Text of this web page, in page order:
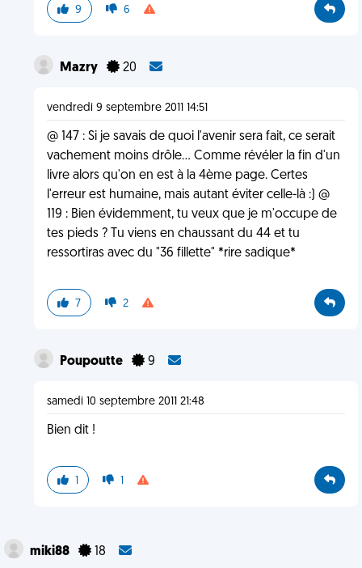
9 6
Mazry 20
vendredi 9 septembre 2011 14:51
@ 147 : Si je savais de quoi l'avenir sera fait, ce serait
vachement moins drôle... Comme révéler la fin d'un
livre alors qu'on en est à la 4ème page. Certes
l'erreur est humaine, mais autant éviter celle-là :) @
119 : Bien évidemment, tu veux que je m'occupe de
tes pieds ? Tu viens en chaussant du 44 et tu
ressortiras avec du "36 fillette" *rire sadique*
7 2
Poupoutte 9
samedi 10 septembre 2011 21:48
Bien dit !
1 1
miki88 18